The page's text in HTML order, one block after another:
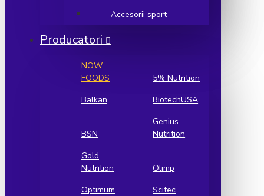
Accesorii sport
Producatori
NOW
FOODS
5% Nutrition
Balkan
BiotechUSA
BSN
Genius
Nutrition
Gold
Nutrition
Olimp
Optimum
Scitec